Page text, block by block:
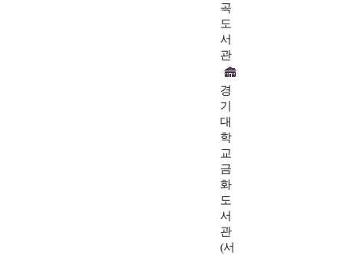
곡
도
서
관
경
기
대
학
교
금
화
도
서
관
(서